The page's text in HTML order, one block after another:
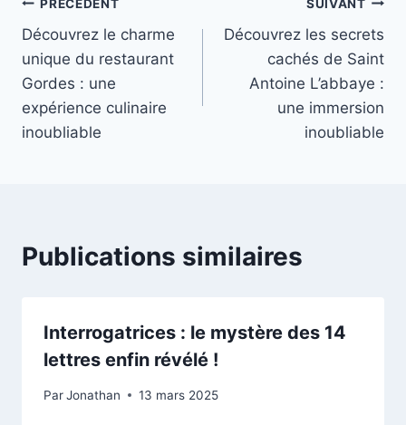
Navigation
de
l’article
PRÉCÉDENT
Découvrez le charme
unique du restaurant
Gordes : une
expérience culinaire
inoubliable
SUIVANT
Découvrez les secrets
cachés de Saint
Antoine L’abbaye :
une immersion
inoubliable
Publications similaires
Interrogatrices : le mystère des 14
lettres enfin révélé !
ParJonathan 13 mars 2025